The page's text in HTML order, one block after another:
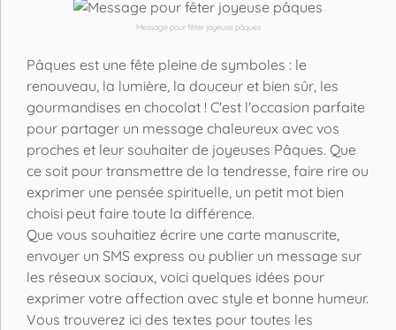
Message pour fêter joyeuse pâques
Pâques est une fête pleine de symboles : le
renouveau, la lumière, la douceur et bien sûr, les
gourmandises en chocolat ! C'est l'occasion parfaite
pour partager un message chaleureux avec vos
proches et leur souhaiter de joyeuses Pâques. Que
ce soit pour transmettre de la tendresse, faire rire ou
exprimer une pensée spirituelle, un petit mot bien
choisi peut faire toute la différence.
Que vous souhaitiez écrire une carte manuscrite,
envoyer un SMS express ou publier un message sur
les réseaux sociaux, voici quelques idées pour
exprimer votre affection avec style et bonne humeur.
Vous trouverez ici des textes pour toutes les